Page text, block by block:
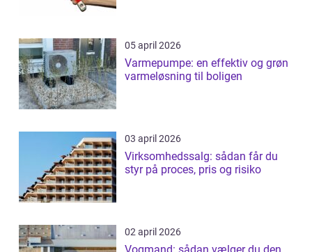
05 april 2026
Varmepumpe: en effektiv og grøn
varmeløsning til boligen
03 april 2026
Virksomhedssalg: sådan får du
styr på proces, pris og risiko
02 april 2026